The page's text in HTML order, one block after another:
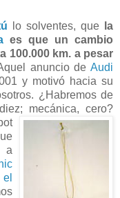
lo solventes, que
la
es que un cambio
100.000 km. a pesar
anuncio deAudi
y motivó hacia su
¿Habremos de
mecánica, cero?
a
el